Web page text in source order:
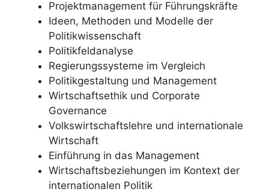
Projektmanagement für Führungskräfte
Ideen, Methoden und Modelle der
Politikwissenschaft
Politikfeldanalyse
Regierungssysteme im Vergleich
Politikgestaltung und Management
Wirtschaftsethik und Corporate
Governance
Volkswirtschaftslehre und internationale
Wirtschaft
Einführung in das Management
Wirtschaftsbeziehungen im Kontext der
internationalen Politik